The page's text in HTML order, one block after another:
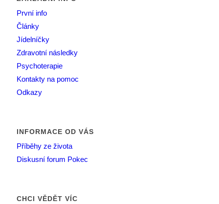
První info
Články
Jídelníčky
Zdravotní následky
Psychoterapie
Kontakty na pomoc
Odkazy
INFORMACE OD VÁS
Příběhy ze života
Diskusní forum Pokec
CHCI VĚDĚT VÍC